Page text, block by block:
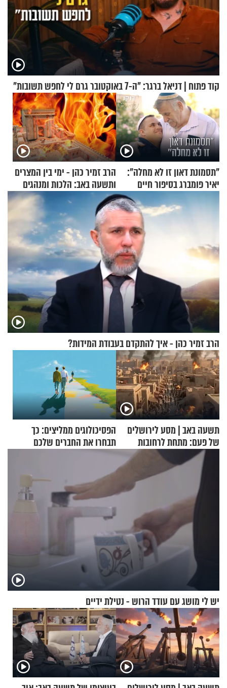
קוד פתוח | דניאל ברגר: "ה-7 באוקטובר גרם לי לחפש תשובות"
"תסמונת דאון זו לא מחלה":
יאיר פומברג בסיפור חיים
מעורר השראה
הרב זמיר כהן - ימי בין המצרים
ותשעה באב: הלכות ומנהגים
הרב זמיר כהן - איך להתקדם בעבודת המידות?
תשעה באב | מסע לירושלים
של פעם: מתחת לרחובות
ירושלים
הפסיכולוגים ממליצים: כך
תבחרו את החברים שלכם
בחיים
יש לי מושג עם עודד הרוש - נטילת ידיים